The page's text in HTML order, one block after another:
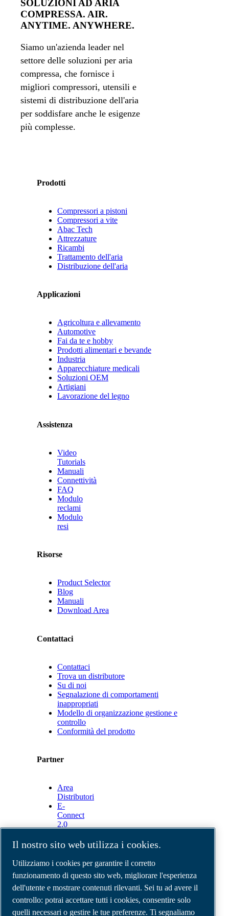
SOLUZIONI AD ARIA
COMPRESSA. AIR.
ANYTIME. ANYWHERE.
Siamo un'azienda leader nel
settore delle soluzioni per aria
compressa, che fornisce i
migliori compressori, utensili e
sistemi di distribuzione dell'aria
per soddisfare anche le esigenze
più complesse.
Prodotti
Compressori a pistoni
Compressori a vite
Abac Tech
Attrezzature
Ricambi
Trattamento dell'aria
Distribuzione dell'aria
Applicazioni
Agricoltura e allevamento
Automotive
Fai da te e hobby
Prodotti alimentari e bevande
Industria
Apparecchiature medicali
Soluzioni OEM
Artigiani
Lavorazione del legno
Assistenza
Video
Tutorials
Manuali
Connettività
FAQ
Modulo
reclami
Modulo
resi
Risorse
Product Selector
Blog
Manuali
Download Area
Contattaci
Contattaci
Trova un distributore
Su di noi
Segnalazione di comportamenti
inappropriati
Modello di organizzazione gestione e
controllo
Conformità del prodotto
Partner
Area
Distributori
E-
Connect
2.0
Portal
Media
Gallery
©2026 Compressori d'aria ABAC
Note legali e privacy
Modulo resi
Il nostro sito web utilizza i cookies.
Utilizziamo i cookies per garantire il corretto
funzionamento di questo sito web, migliorare l'esperienza
dell'utente e mostrare contenuti rilevanti. Sei tu ad avere il
controllo: potrai accettare tutti i cookies, consentire solo
quelli necessari o gestire le tue preferenze. Ti segnaliamo